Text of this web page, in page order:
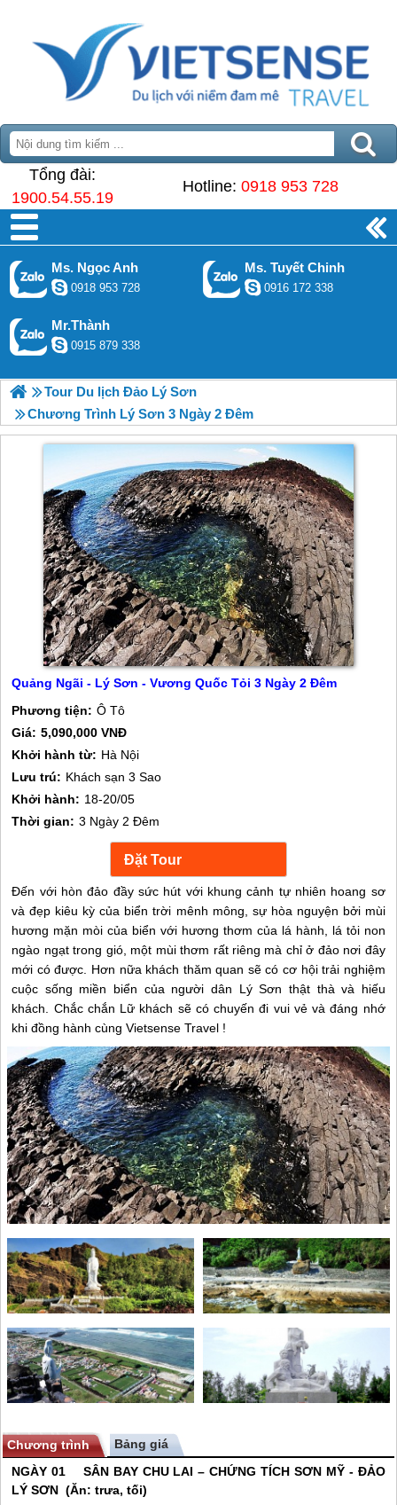
Tổng đài:
1900.54.55.19
Hotline: 0918 953 728
Ms. Ngọc Anh
0918 953 728
Ms. Tuyết Chinh
0916 172 338
Mr.Thành
0915 879 338
Tour Du lịch Đảo Lý Sơn
Chương Trình Lý Sơn 3 Ngày 2 Đêm
Quảng Ngãi - Lý Sơn - Vương Quốc Tỏi 3 Ngày 2 Đêm
Phương tiện: Ô Tô
Giá: 5,090,000 VNĐ
Khởi hành từ: Hà Nội
Lưu trú: Khách sạn 3 Sao
Khởi hành: 18-20/05
Thời gian: 3 Ngày 2 Đêm
Đến với hòn đảo đầy sức hút với khung cảnh tự nhiên hoang sơ
và đẹp kiêu kỳ của biển trời mênh mông, sự hòa nguyện bởi mùi
hương mặn mòi của biển với hương thơm của lá hành, lá tỏi non
ngào ngạt trong gió, một mùi thơm rất riêng mà chỉ ở đảo nơi đây
mới có được. Hơn nữa khách thăm quan sẽ có cơ hội trải nghiệm
cuộc sống miền biển của người dân Lý Sơn thật thà và hiếu
khách. Chắc chắn Lữ khách sẽ có chuyến đi vui vẻ và đáng nhớ
khi đồng hành cùng Vietsense Travel !
Chương trình
Bảng giá
NGÀY 01 SÂN BAY CHU LAI – CHỨNG TÍCH SƠN MỸ - ĐẢO
LÝ SƠN (Ăn: trưa, tối)